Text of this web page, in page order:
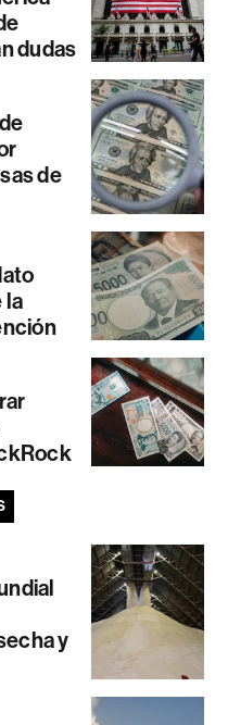
dudas
de
la
y